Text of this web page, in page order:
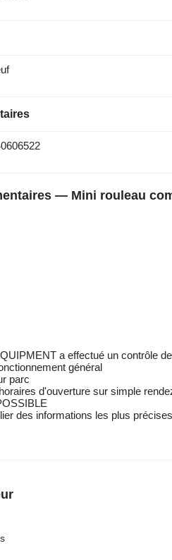
— Mini rouleau
a effectué un contrôle
général
parc
d'ouverture sur simple
des informations les plus